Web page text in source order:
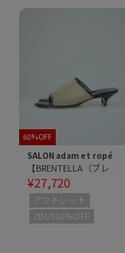
60%OFF
SALON adam et ropé
【BRENTELLA（ブレンテッラ）】VIRNINA メッシュミュール
¥27,720
アウトレット
2BUY10%OFF